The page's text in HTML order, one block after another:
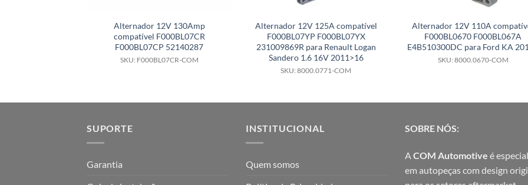
Alternador 12V 130Amp
compatível F000BL07CR
F000BL07CP 52140287
SKU: F000BL07CR-COM
Alternador 12V 125A compatível
F000BL07YP F000BL07YX
231009869R para Renault Logan
Sandero 1.6 16V 2011>16
SKU: 8000.0771-COM
Alternador 12V 110A
F000BL0670 F000BL067A
E4B510300DC para Ford KA
SKU: 8000.0670-COM
SUPORTE
Garantia
INSTITUCIONAL
Quem somos
SOBRE NÓS:
ACOM Automotive é
em autopeças com design